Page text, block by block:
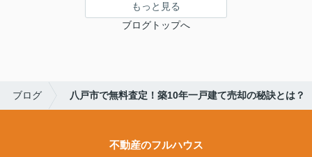
もっと見る
ブログトップへ
ブログ 八戸市で無料査定！築10年一戸建て売却の秘訣とは？
不動産のフルハウス